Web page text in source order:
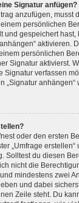
Signatur anfügen?
anzufügen, musst
persönlichen
und gespeichert hast,
aktivieren.
persönlichen
Signatur aktivierst.
verfassen
„Signatur
oder den ersten
„Umfrage erstellen“
Solltest du diesen
nicht die
mindestens zwei
und dabei
Zeile steht. Du